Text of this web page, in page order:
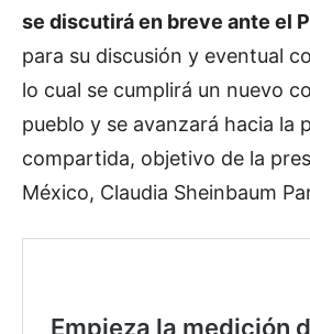
se discutirá en breve ante el
para su discusión y eventual
lo cual se cumplirá un nuevo
pueblo y se avanzará hacia la
compartida, objetivo de la
México, Claudia Sheinbaum